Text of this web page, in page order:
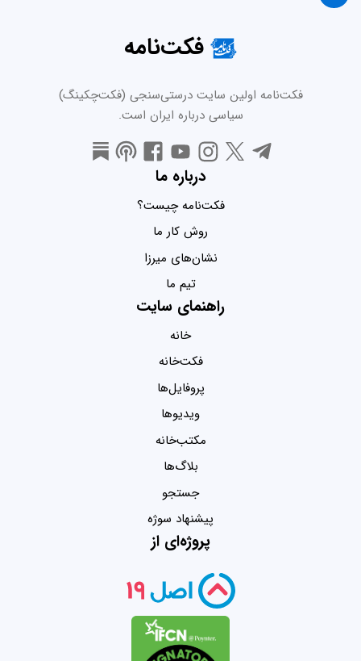
فکت‌نامه
فکت‌نامه اولین سایت درستی‌سنجی (فکت‌چکینگ)
سیاسی درباره ایران است.
درباره ما
فکت‌نامه چیست؟
روش کار ما
نشان‌های میرزا
تیم ما
راهنمای سایت
خانه
فکت‌خانه
پروفایل‌ها
ویدیو‌ها
مکتب‌خانه
بلاگ‌ها
جستجو
پیشنهاد سوژه
پروژه‌ای از